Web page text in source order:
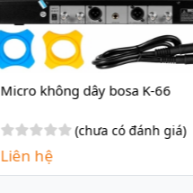
Micro không dây bosa K-66
(chưa có đánh giá)
Liên hệ